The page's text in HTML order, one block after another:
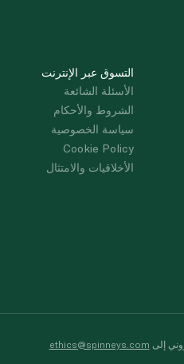
التسوق عبر الإنترنت
الأسئلة الشائعة
الشروط والأحكام
سياسة الخصوصية
Cookie Policy
الأخلاقيات والامتثال
إلى ethics@spinneys.com